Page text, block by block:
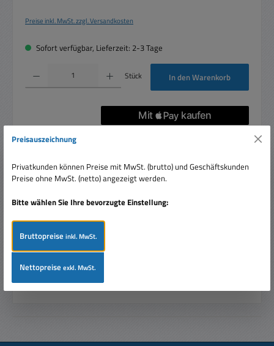
Preise inkl. MwSt. zzgl. Versandkosten
Sofort verfügbar, Lieferzeit: 2-3 Tage
Produkt Anzahl: Gib den gewünschten Wert ein oder benutze die Schaltflächen um
Stück In den Warenkorb
Artikelnummer:
Beschreibung
Bauart mit 1x Schaltkontakt (Öffner=Aus) Lötanschlüsse
Frontbuch…Mehr
Bewertungen
Preisauszeichnung
Privatkunden können Preise mit MwSt. (brutto) und Geschäftskunden
Preise ohne MwSt. (netto) angezeigt werden.
Bitte wählen Sie Ihre bevorzugte Einstellung:
Bruttopreiseinkl. MwSt.
Nettopreiseexkl. MwSt.